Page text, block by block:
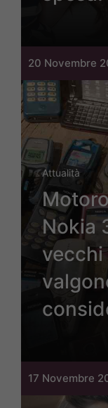
20 Novembre
Attualità
Nokia
vecchi
17 Novembre